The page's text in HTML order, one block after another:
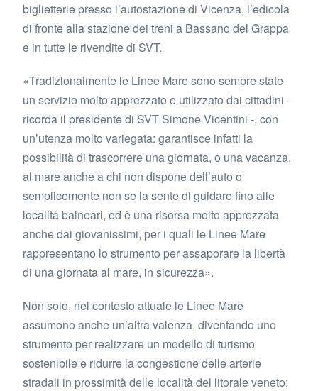
biglietterie presso l’autostazione di Vicenza, l’edicola
di fronte alla stazione dei treni a Bassano del Grappa
e in tutte le rivendite di SVT.
«Tradizionalmente le Linee Mare sono sempre state
un servizio molto apprezzato e utilizzato dai cittadini -
ricorda il presidente di SVT Simone Vicentini -, con
un’utenza molto variegata: garantisce infatti la
possibilità di trascorrere una giornata, o una vacanza,
al mare anche a chi non dispone dell’auto o
semplicemente non se la sente di guidare fino alle
località balneari, ed è una risorsa molto apprezzata
anche dai giovanissimi, per i quali le Linee Mare
rappresentano lo strumento per assaporare la libertà
di una giornata al mare, in sicurezza».
Non solo, nel contesto attuale le Linee Mare
assumono anche un’altra valenza, diventando uno
strumento per realizzare un modello di turismo
sostenibile e ridurre la congestione delle arterie
stradali in prossimità delle località del litorale veneto: